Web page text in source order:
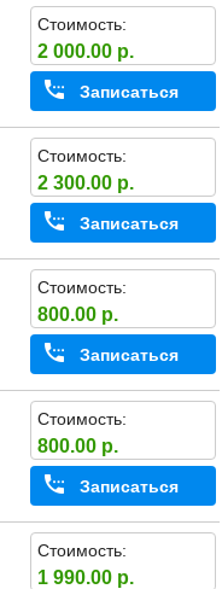
Стоимость:
2 000.00 р.
Записаться
Стоимость:
2 300.00 р.
Записаться
Стоимость:
800.00 р.
Записаться
Стоимость:
800.00 р.
Записаться
Стоимость:
1 990.00 р.